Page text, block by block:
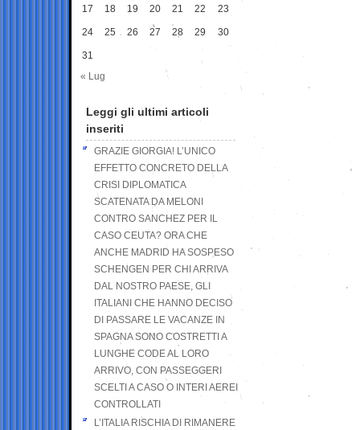
17 18 19 20 21 22 23
24 25 26 27 28 29 30
31
« Lug
Leggi gli ultimi articoli
inseriti
GRAZIE GIORGIA! L’UNICO
EFFETTO CONCRETO DELLA
CRISI DIPLOMATICA
SCATENATA DA MELONI
CONTRO SANCHEZ PER IL
CASO CEUTA? ORA CHE
ANCHE MADRID HA SOSPESO
SCHENGEN PER CHI ARRIVA
DAL NOSTRO PAESE, GLI
ITALIANI CHE HANNO DECISO
DI PASSARE LE VACANZE IN
SPAGNA SONO COSTRETTI A
LUNGHE CODE AL LORO
ARRIVO, CON PASSEGGERI
SCELTI A CASO O INTERI AEREI
CONTROLLATI
L’ITALIA RISCHIA DI RIMANERE